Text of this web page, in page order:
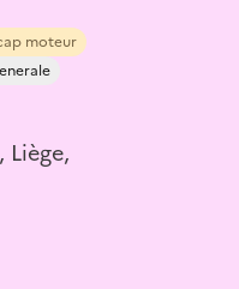
moteur